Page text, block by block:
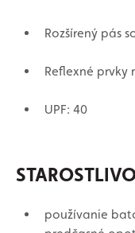
Rozšírený pás
Reflexné prvky
UPF: 40
používanie